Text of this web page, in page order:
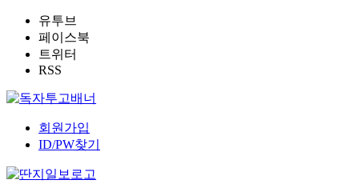
유투브
페이스북
트위터
RSS
회원가입
ID/PW찾기